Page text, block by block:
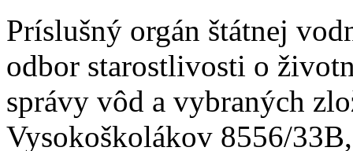
Príslušný orgán štátnej
odbor starostlivosti o
správy vôd a vybraných
Vysokoškolákov 8556/